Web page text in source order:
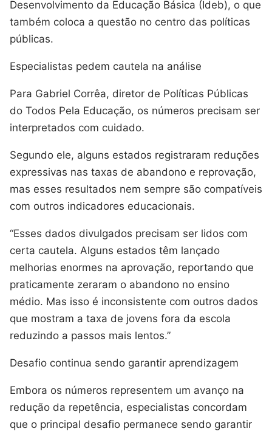
Desenvolvimento da Educação Básica (Ideb), o que
também coloca a questão no centro das políticas
públicas.
Especialistas pedem cautela na análise
Para Gabriel Corrêa, diretor de Políticas Públicas
do Todos Pela Educação, os números precisam ser
interpretados com cuidado.
Segundo ele, alguns estados registraram reduções
expressivas nas taxas de abandono e reprovação,
mas esses resultados nem sempre são compatíveis
com outros indicadores educacionais.
“Esses dados divulgados precisam ser lidos com
certa cautela. Alguns estados têm lançado
melhorias enormes na aprovação, reportando que
praticamente zeraram o abandono no ensino
médio. Mas isso é inconsistente com outros dados
que mostram a taxa de jovens fora da escola
reduzindo a passos mais lentos.”
Desafio continua sendo garantir aprendizagem
Embora os números representem um avanço na
redução da repetência, especialistas concordam
que o principal desafio permanece sendo garantir